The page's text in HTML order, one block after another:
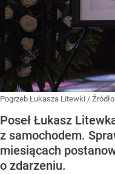
Pogrzeb Łukasza Litewki /
Poseł Łukasz
z samochodem.
miesiącach
o zdarzeniu.